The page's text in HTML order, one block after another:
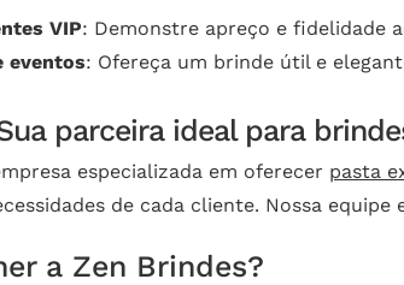
VIP: Demonstre apreço e fidelidade
eventos: Ofereça um brinde útil e
parceira ideal para
especializada em oferecer pasta
de cada cliente. Nossa
a Zen Brindes?